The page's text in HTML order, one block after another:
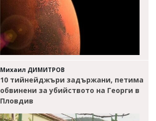
Михаил ДИМИТРОВ
10 тийнейджъри задържани, петима
обвинени за убийството на Георги в
Пловдив